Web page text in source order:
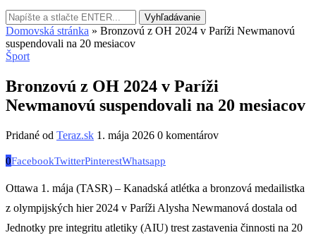
Vyhľadávanie
Domovská stránka » Bronzovú z OH 2024 v Paríži Newmanovú
suspendovali na 20 mesiacov
Šport
Bronzovú z OH 2024 v Paríži
Newmanovú suspendovali na 20 mesiacov
Pridané od Teraz.sk 1. mája 2026 0 komentárov
0FacebookTwitterPinterestWhatsapp
Ottawa 1. mája (TASR) – Kanadská atlétka a bronzová medailistka
z olympijských hier 2024 v Paríži Alysha Newmanová dostala od
Jednotky pre integritu atletiky (AIU) trest zastavenia činnosti na 20